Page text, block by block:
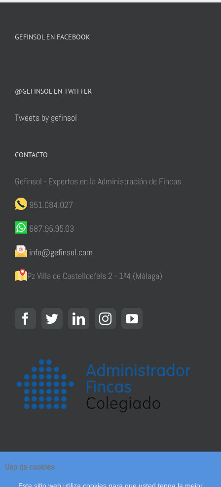
GEFINSOL EN FACEBOOK
@GEFINSOL EN TWITTER
Tweets by gefinsol
CONTACTO
Gefinsol - Expertos en la Administración de Fincas
951.084.027
687.95.95.03
info@gefinsol.com
Pz Villa de Castelldefels 2 - 1º4 (Málaga)
Uso de cookies